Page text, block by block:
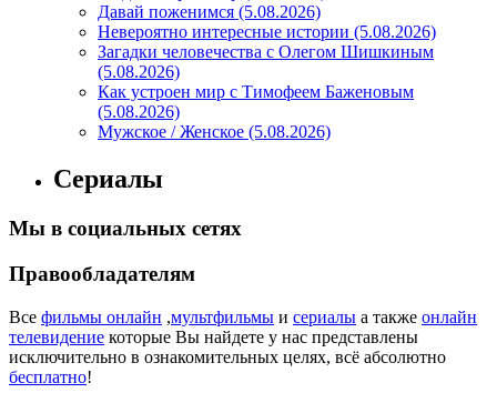
Давай поженимся (5.08.2026)
Невероятно интересные истории (5.08.2026)
Загадки человечества с Олегом Шишкиным
(5.08.2026)
Как устроен мир с Тимофеем Баженовым
(5.08.2026)
Мужское / Женское (5.08.2026)
Сериалы
Мы в социальных сетях
Правообладателям
Все фильмы онлайн ,мультфильмы и сериалы а также онлайн
телевидение которые Вы найдете у нас представлены
исключительно в ознакомительных целях, всё абсолютно
бесплатно!